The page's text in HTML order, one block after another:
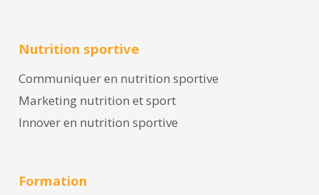
Nutrition sportive
Communiquer en nutrition sportive
Marketing nutrition et sport
Innover en nutrition sportive
Formation